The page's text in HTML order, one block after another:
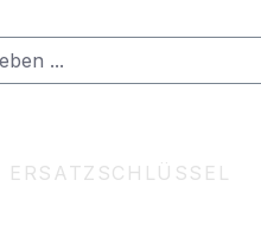
ERSATZSCHLÜSSEL